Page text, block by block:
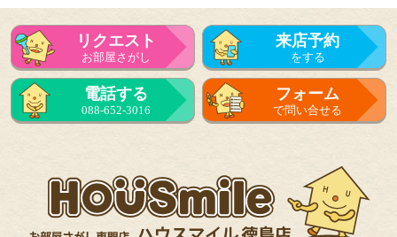
リクエスト
お部屋さがし
来店予約
をする
電話する
088-652-3016
フォーム
で問い合せる